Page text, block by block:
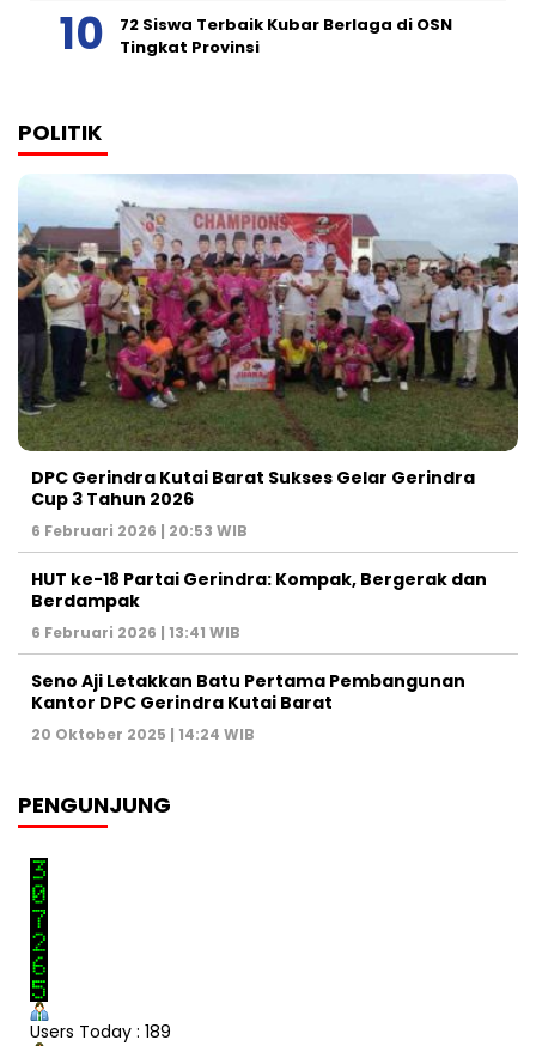
72 Siswa Terbaik Kubar Berlaga di OSN
Tingkat Provinsi
POLITIK
DPC Gerindra Kutai Barat Sukses Gelar Gerindra
Cup 3 Tahun 2026
6 Februari 2026 | 20:53 WIB
HUT ke-18 Partai Gerindra: Kompak, Bergerak dan
Berdampak
6 Februari 2026 | 13:41 WIB
Seno Aji Letakkan Batu Pertama Pembangunan
Kantor DPC Gerindra Kutai Barat
20 Oktober 2025 | 14:24 WIB
PENGUNJUNG
Users Today : 189